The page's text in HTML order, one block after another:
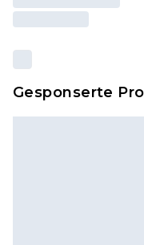
und Kissen,
Klickehierum
Gesponserte